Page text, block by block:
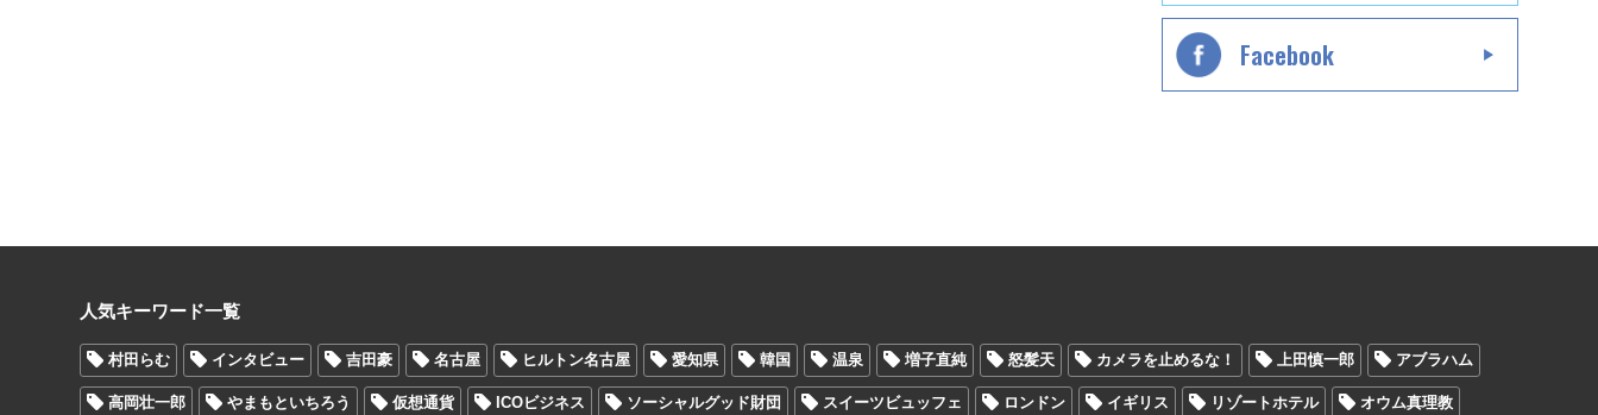
Facebook
人気キーワード一覧
村田らむ インタビュー 吉田豪 名古屋 ヒルトン名古屋 愛知県 韓国 温泉 増子直純 怒髪天 カメラを止めるな！ 上田慎一郎 アブラハム
高岡壮一郎 やまもといちろう 仮想通貨 ICOビジネス ソーシャルグッド財団 スイーツビュッフェ ロンドン イギリス リゾートホテル オウム真理教